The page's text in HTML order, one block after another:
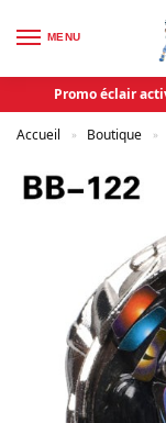
MENU
Promo éclair
Accueil » Boutique »